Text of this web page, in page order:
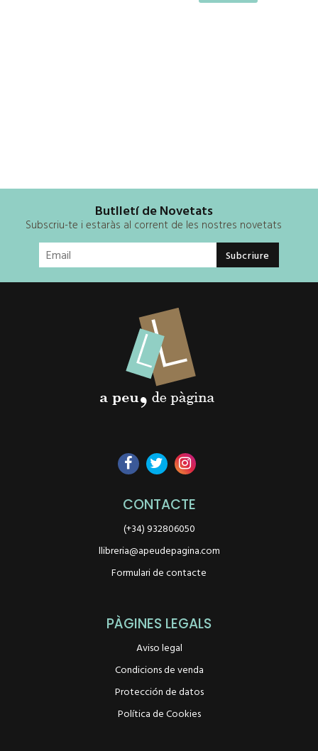
Butlletí de Novetats
Subscriu-te i estaràs al corrent de les nostres novetats
CONTACTE
(+34) 932806050
llibreria@apeudepagina.com
Formulari de contacte
PÀGINES LEGALS
Aviso legal
Condicions de venda
Protección de datos
Política de Cookies